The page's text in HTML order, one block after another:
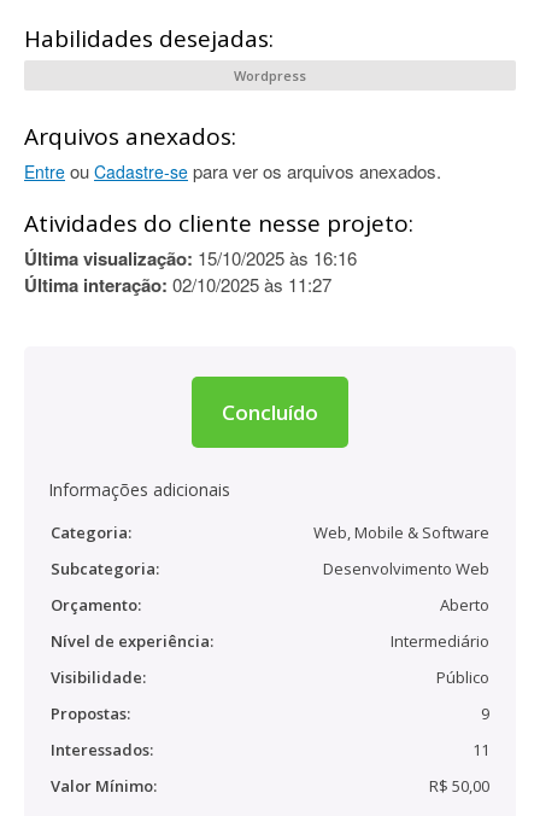
Habilidades desejadas:
Wordpress
Arquivos anexados:
Entre ou Cadastre-se para ver os arquivos anexados.
Atividades do cliente nesse projeto:
Última visualização: 15/10/2025 às 16:16
Última interação: 02/10/2025 às 11:27
Concluído
Informações adicionais
Categoria:
Web, Mobile & Software
Subcategoria:
Desenvolvimento Web
Orçamento:
Aberto
Nível de experiência:
Intermediário
Visibilidade:
Público
Propostas:
9
Interessados:
11
Valor Mínimo:
R$ 50,00